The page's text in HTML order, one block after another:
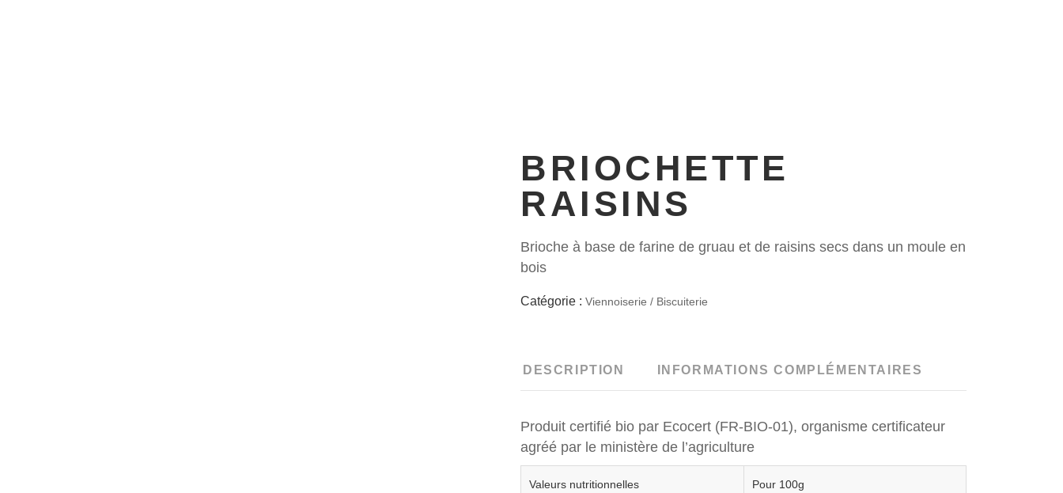
BRIOCHETTE
RAISINS
Brioche à base de farine de gruau et de raisins secs dans un moule en
bois
Catégorie : Viennoiserie / Biscuiterie
DESCRIPTION INFORMATIONS COMPLÉMENTAIRES
Produit certifié bio par Ecocert (FR-BIO-01), organisme certificateur
agréé par le ministère de l’agriculture
Valeurs nutritionnelles Pour 100g